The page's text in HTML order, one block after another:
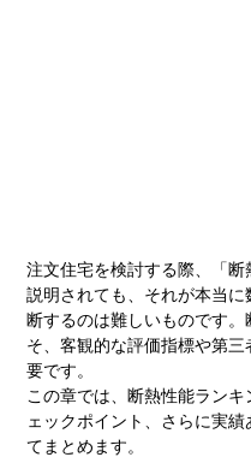
注文住宅を検討する際、「
説明されても、それが本当
断するのは難しいものです。
そ、客観的な評価指標や第
要です。
この章では、断熱性能ラン
ェックポイント、さらに実
てまとめます。